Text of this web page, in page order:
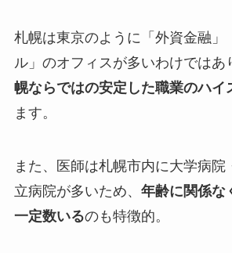
札幌は東京のように「外資金融」
ル」のオフィスが多いわけではあ
幌ならではの安定した職業のハイ
ます。
また、医師は札幌市内に大学病院
立病院が多いため、 年齢に関係な
一定数いるのも特徴的。